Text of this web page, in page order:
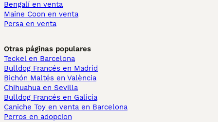
Bengalí en venta
Maine Coon en venta
Persa en venta
Otras páginas populares
Teckel en Barcelona
Bulldog Francés en Madrid
Bichón Maltés en València
Chihuahua en Sevilla
Bulldog Francés en Galicia
Caniche Toy en venta en Barcelona
Perros en adopcion